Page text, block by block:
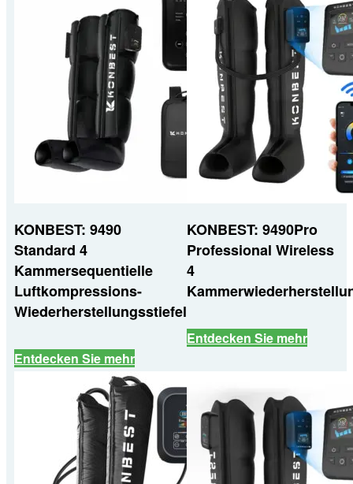
KONBEST: 9490
Standard 4
Kammersequentielle
Luftkompressions-
Wiederherstellungsstiefel
Entdecken Sie mehr
KONBEST: 9490Pro
Professional Wireless
4
Entdecken Sie mehr